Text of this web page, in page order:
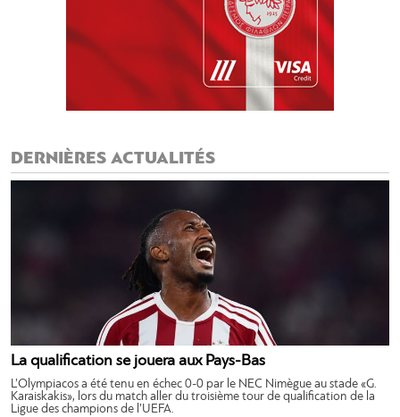
DERNIÈRES ACTUALITÉS
La qualification se jouera aux Pays-Bas
L’Olympiacos a été tenu en échec 0-0 par le NEC Nimègue au stade «G.
Karaiskakis», lors du match aller du troisième tour de qualification de la
Ligue des champions de l’UEFA.